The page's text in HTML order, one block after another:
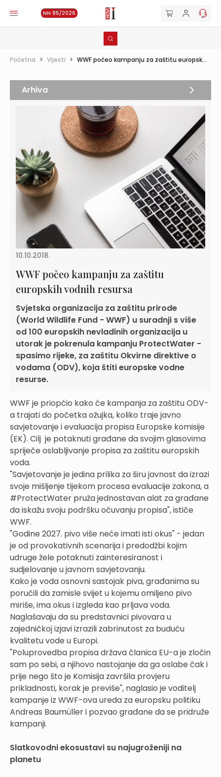
NN 85/2026
Početna > Vijesti > WWF počeo kampanju za zaštitu europsk...
10.10.2018.
WWF počeo kampanju za zaštitu
europskih vodnih resursa
Svjetska organizacija za zaštitu prirode
(World Wildlife Fund - WWF) u suradnji s više
od 100 europskih nevladinih organizacija u
utorak je pokrenula kampanju ProtectWater -
spasimo rijeke, za zaštitu Okvirne direktive o
vodama (ODV), koja štiti europske vodne
resurse.
WWF je priopćio kako će kampanja za zaštitu ODV-
a trajati do početka ožujka, koliko traje javno
savjetovanje i evaluacija propisa Europske komisije
(EK). Cilj je potaknuti građane da svojim glasovima
spriječe oslabljivanje propisa za zaštitu europskih
voda.
"Savjetovanje je jedina prilika za širu javnost da izrazi
svoje mišljenje tijekom procesa evaluacije zakona, a
#ProtectWater pruža jednostavan alat za građane
da iskažu svoju podršku očuvanju propisa", ističe
WWF.
"Godine 2027. pivo više neće imati isti okus" - jedan
je od provokativnih scenarija i predodžbi kojim
udruge žele potaknuti zainteresiranost i
sudjelovanje u javnom savjetovanju.
Kako je voda osnovni sastojak piva, građanima su
poručili da zamisle svijet u kojemu omiljeno pivo
miriše, ima okus i izgleda kao prljava voda.
Naglašavaju da su predstavnici pivovara u
zajedničkoj izjavi izrazili zabrinutost za buduću
kvalitetu vode u Europi.
"Poluprovedba propisa država članica EU-a je zločin
sam po sebi, a njihovo nastojanje da ga oslabe čak i
prije nego što je Komisija završila provjeru
prikladnosti, korak je previše", naglasio je voditelj
kampanje iz WWF-ova ureda za europsku politiku
Andreas Baumüller i pozvao građane da se pridruže
kampanji.
Slatkovodni ekosustavi su najugroženiji na
planetu
Arhiva